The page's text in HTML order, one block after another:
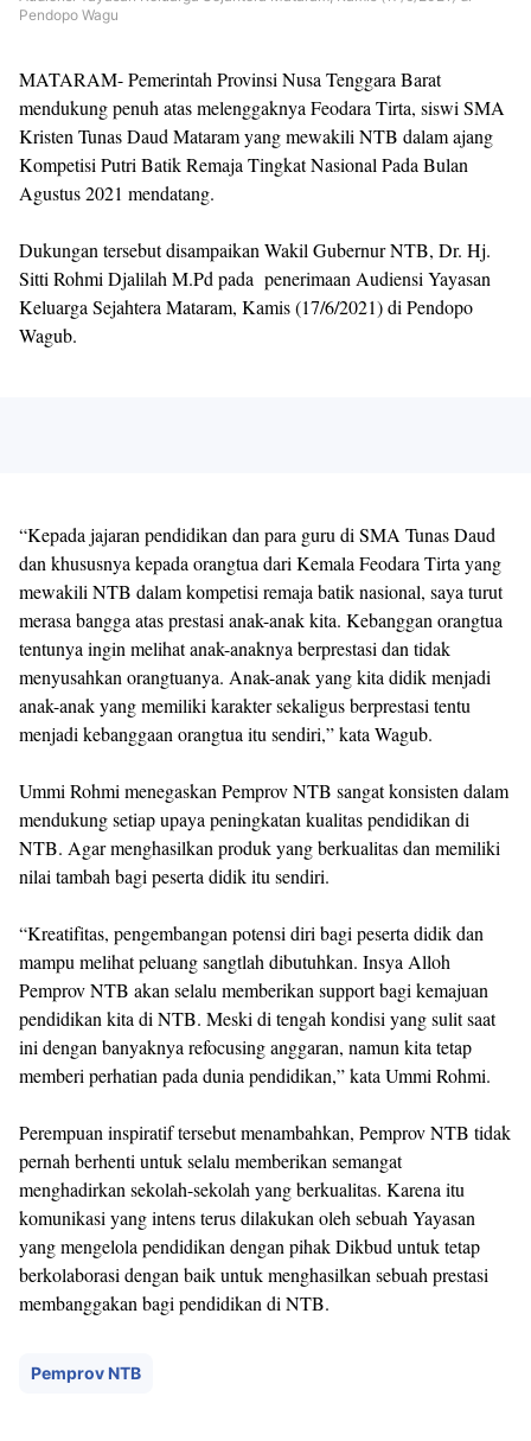
Pendopo Wagu
MATARAM- Pemerintah Provinsi Nusa Tenggara Barat
mendukung penuh atas melenggaknya Feodara Tirta, siswi SMA
Kristen Tunas Daud Mataram yang mewakili NTB dalam ajang
Kompetisi Putri Batik Remaja Tingkat Nasional Pada Bulan
Agustus 2021 mendatang.
Dukungan tersebut disampaikan Wakil Gubernur NTB, Dr. Hj.
Sitti Rohmi Djalilah M.Pd pada penerimaan Audiensi Yayasan
Keluarga Sejahtera Mataram, Kamis (17/6/2021) di Pendopo
Wagub.
“Kepada jajaran pendidikan dan para guru di SMA Tunas Daud
dan khususnya kepada orangtua dari Kemala Feodara Tirta yang
mewakili NTB dalam kompetisi remaja batik nasional, saya turut
merasa bangga atas prestasi anak-anak kita. Kebanggan orangtua
tentunya ingin melihat anak-anaknya berprestasi dan tidak
menyusahkan orangtuanya. Anak-anak yang kita didik menjadi
anak-anak yang memiliki karakter sekaligus berprestasi tentu
menjadi kebanggaan orangtua itu sendiri,” kata Wagub.
Ummi Rohmi menegaskan Pemprov NTB sangat konsisten dalam
mendukung setiap upaya peningkatan kualitas pendidikan di
NTB. Agar menghasilkan produk yang berkualitas dan memiliki
nilai tambah bagi peserta didik itu sendiri.
“Kreatifitas, pengembangan potensi diri bagi peserta didik dan
mampu melihat peluang sangtlah dibutuhkan. Insya Alloh
Pemprov NTB akan selalu memberikan support bagi kemajuan
pendidikan kita di NTB. Meski di tengah kondisi yang sulit saat
ini dengan banyaknya refocusing anggaran, namun kita tetap
memberi perhatian pada dunia pendidikan,” kata Ummi Rohmi.
Perempuan inspiratif tersebut menambahkan, Pemprov NTB tidak
pernah berhenti untuk selalu memberikan semangat
menghadirkan sekolah-sekolah yang berkualitas. Karena itu
komunikasi yang intens terus dilakukan oleh sebuah Yayasan
yang mengelola pendidikan dengan pihak Dikbud untuk tetap
berkolaborasi dengan baik untuk menghasilkan sebuah prestasi
membanggakan bagi pendidikan di NTB.
Pemprov NTB